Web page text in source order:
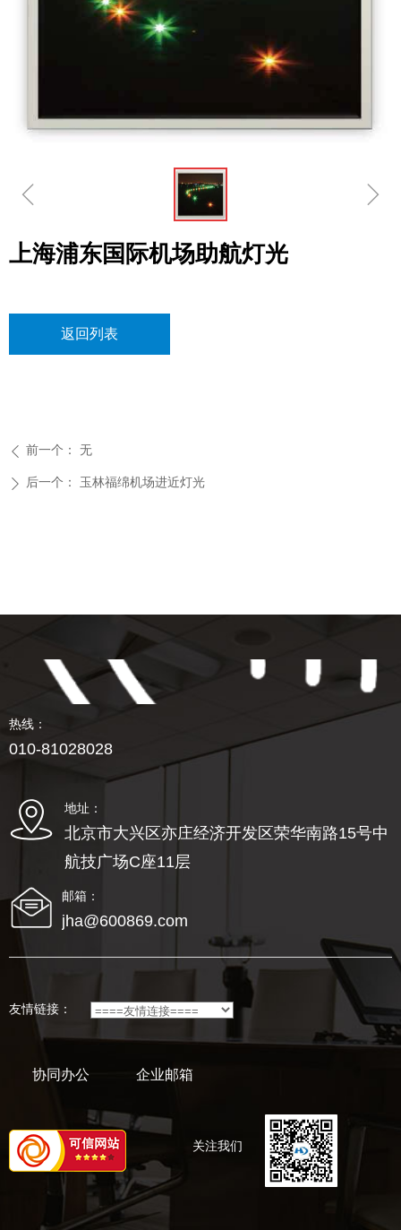
ꁆ ꁇ
上海浦东国际机场助航灯光
返回列表
ꄴ 前一个： 无
ꄲ 后一个： 玉林福绵机场进近灯光
热线：
010-81028028
地址：
北京市大兴区亦庄经济开发区荣华南路15号中
航技广场C座11层
邮箱：
jha@600869.com
友情链接：
协同办公 企业邮箱
关注我们